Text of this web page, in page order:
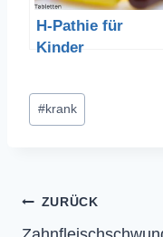
H-Pathie für
Kinder
Schlagworte:
#krank
ZURÜCK